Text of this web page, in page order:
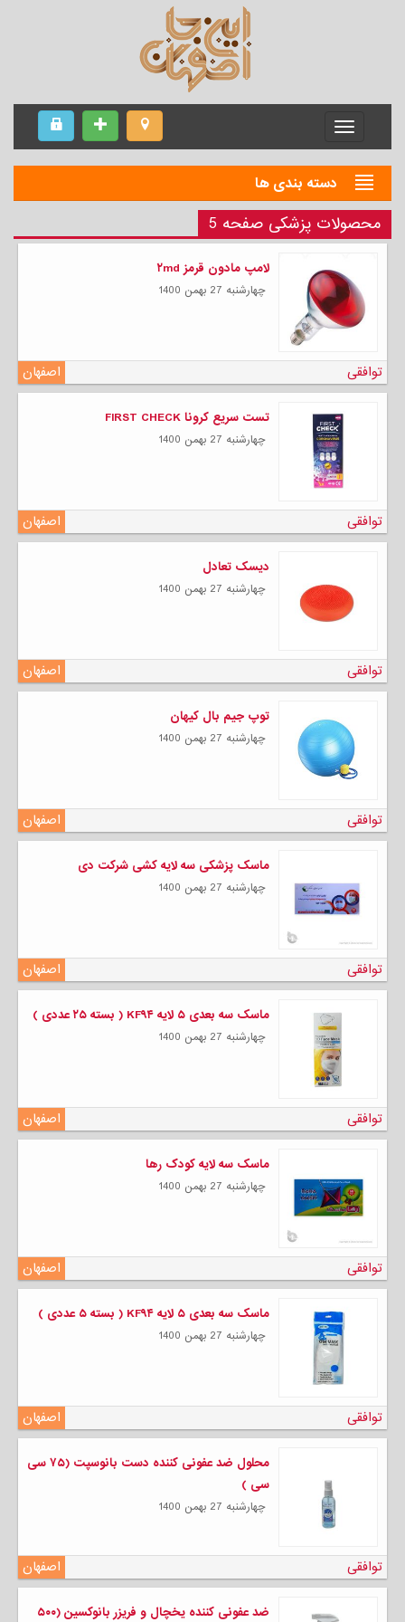
Menu
دسته بندی ها
محصولات پزشکی صفحه 5
لامپ مادون قرمز ۲md
چهارشنبه 27 بهمن 1400
اصفهان توافقی
تست سریع کرونا FIRST CHECK
چهارشنبه 27 بهمن 1400
اصفهان توافقی
دیسک تعادل
چهارشنبه 27 بهمن 1400
اصفهان توافقی
توپ جیم بال کیهان
چهارشنبه 27 بهمن 1400
اصفهان توافقی
ماسک پزشکی سه لایه کشی شرکت دی
چهارشنبه 27 بهمن 1400
اصفهان توافقی
ماسک سه بعدی ۵ لایه KF۹۴ ( بسته ۲۵ عددی )
چهارشنبه 27 بهمن 1400
اصفهان توافقی
ماسک سه لایه کودک رها
چهارشنبه 27 بهمن 1400
اصفهان توافقی
ماسک سه بعدی ۵ لایه KF۹۴ ( بسته ۵ عددی )
چهارشنبه 27 بهمن 1400
اصفهان توافقی
محلول ضد عفونی کننده دست بانوسپت (۷۵ سی
سی )
چهارشنبه 27 بهمن 1400
اصفهان توافقی
ضد عفونی کننده یخچال و فریزر بانوکسین (۵۰۰